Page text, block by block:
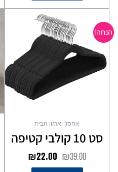
הנחה!
אחסון וארגון הבית
סט 10 קולבי קטיפה
₪39.00
המחיר
המקורי
היה:
₪39.00.
₪22.00
₪22.00.